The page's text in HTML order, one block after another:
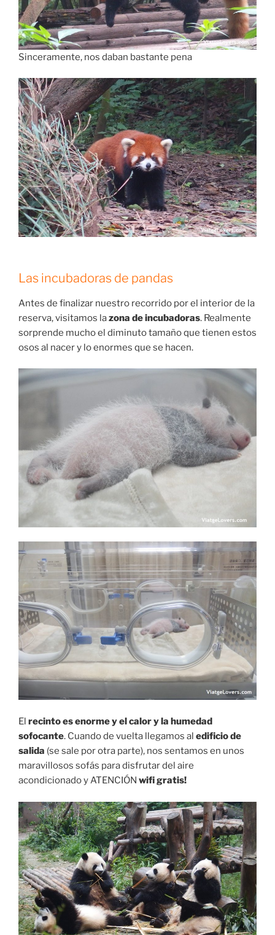
Sinceramente, nos daban bastante pena
Las incubadoras de pandas
Antes de finalizar nuestro recorrido por el interior de la
reserva, visitamos lazona de incubadoras. Realmente
sorprende mucho el diminuto tamaño que tienen estos
osos al nacer y lo enormes que se hacen.
El recinto es enorme y el calor y la humedad
sofocante. Cuando de vuelta llegamos al edificio de
salida (se sale por otra parte), nos sentamos en unos
maravillosos sofás para disfrutar del aire
acondicionado y ATENCIÓN wifi gratis!